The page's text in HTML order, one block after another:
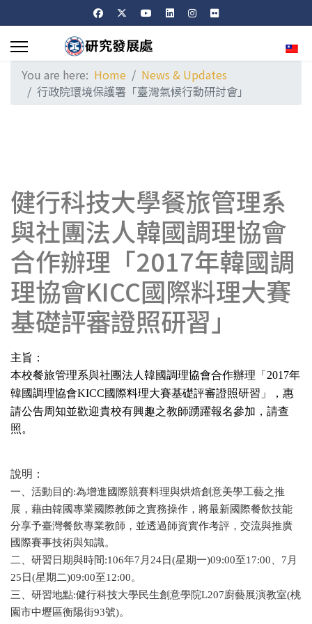
You are here: Home
News & Updates
行政院環境保護署「臺灣氣候行動研討會」
健行科技大學餐旅管理系
與社團法人韓國調理協會
合作辦理「2017年韓國調
理協會KICC國際料理大賽
基礎評審證照研習」
主旨：
本校餐旅管理系與社團法人韓國調理協會合作辦理「2017年
韓國調理協會KICC國際料理大賽基礎評審證照研習」，惠
請公告周知並歡迎貴校有興趣之教師踴躍報名參加，請查
照。
說明：
一、活動目的:為增進國際競賽料理與烘焙創意美學工藝之推
展，藉由韓國專業國際教師之實務操作，將最新國際餐飲技能
分享予臺灣餐飲專業教師，並透過師資實作考評，交流與推廣
國際賽事技術與知識。
二、研習日期與時間:106年7月 24日(星期一)09:00至17:00、 7月
25日(星期二)09:00至12:00。
三、研習地點:健行科技大學民生創意學院L207廚藝展演教室(桃
園市中壢區衡陽街93號)。